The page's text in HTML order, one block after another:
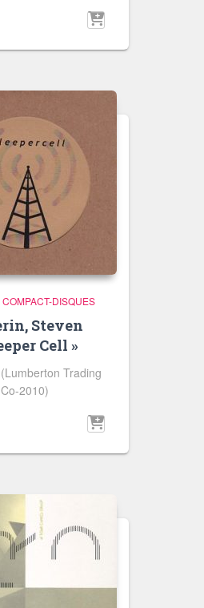
COMPACT-DISQUES
Steven
Cell »
Trading
Co-2010)